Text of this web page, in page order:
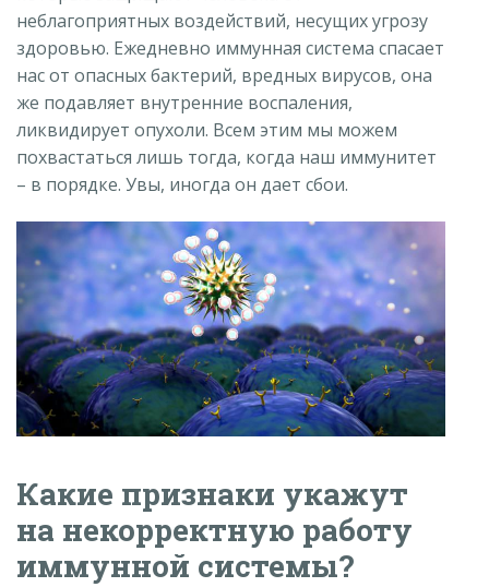
неблагоприятных воздействий, несущих угрозу
здоровью. Ежедневно иммунная система спасает
нас от опасных бактерий, вредных вирусов, она
же подавляет внутренние воспаления,
ликвидирует опухоли. Всем этим мы можем
похвастаться лишь тогда, когда наш иммунитет
– в порядке. Увы, иногда он дает сбои.
Какие признаки укажут
на некорректную работу
иммунной системы?